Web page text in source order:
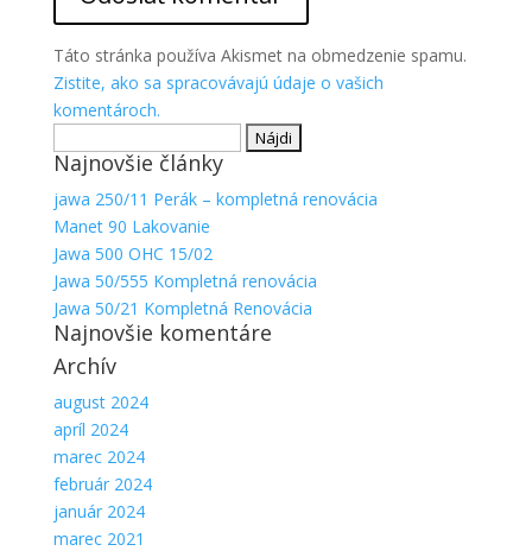
Táto stránka používa Akismet na obmedzenie spamu.
Zistite, ako sa spracovávajú údaje o vašich
komentároch.
Najnovšie články
jawa 250/11 Perák – kompletná renovácia
Manet 90 Lakovanie
Jawa 500 OHC 15/02
Jawa 50/555 Kompletná renovácia
Jawa 50/21 Kompletná Renovácia
Najnovšie komentáre
Archív
august 2024
apríl 2024
marec 2024
február 2024
január 2024
marec 2021
funkčnosť
štruktúru
webovej
stránky na
spôsobu
používania
webovej
stránky.